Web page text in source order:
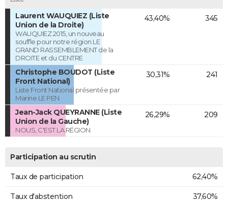
Laurent WAUQUIEZ (Liste
Union de la Droite)
WAUQUIEZ 2015, un nouveau
souffle pour notre région LE
GRAND RASSEMBLEMENT de la
DROITE et du CENTRE
43,40% 345
Christophe BOUDOT (Liste
Front National)
Liste Front National présentée par
Marine LE PEN
30,31% 241
Jean-Jack QUEYRANNE (Liste
Union de la Gauche)
NOUS, C'EST LA RÉGION
26,29% 209
Participation au scrutin
Taux de participation 62,40%
Taux d'abstention 37,60%